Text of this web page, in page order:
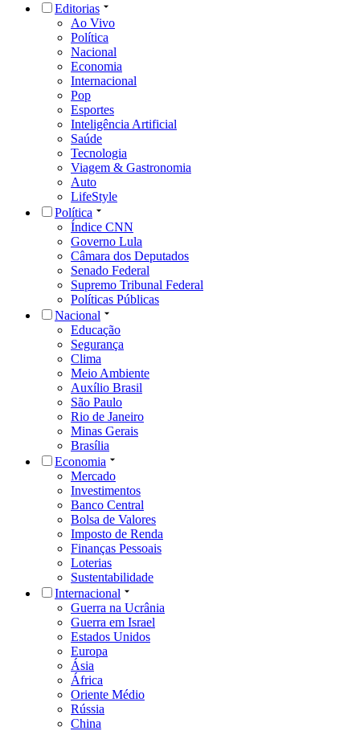
Editorias
Ao Vivo
Política
Nacional
Economia
Internacional
Pop
Esportes
Inteligência Artificial
Saúde
Tecnologia
Viagem & Gastronomia
Auto
LifeStyle
Política
Índice CNN
Governo Lula
Câmara dos Deputados
Senado Federal
Supremo Tribunal Federal
Políticas Públicas
Nacional
Educação
Segurança
Clima
Meio Ambiente
Auxílio Brasil
São Paulo
Rio de Janeiro
Minas Gerais
Brasília
Economia
Mercado
Investimentos
Banco Central
Bolsa de Valores
Imposto de Renda
Finanças Pessoais
Loterias
Sustentabilidade
Internacional
Guerra na Ucrânia
Guerra em Israel
Estados Unidos
Europa
Ásia
África
Oriente Médio
Rússia
China